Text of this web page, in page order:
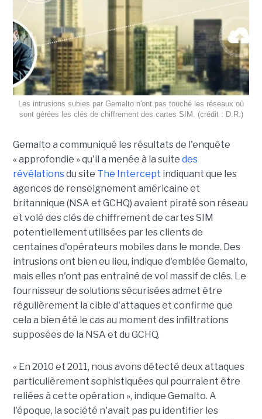
Les intrusions subies par Gemalto n'ont pas touché les réseaux où
sont gérées les clés de chiffrement des cartes SIM. (crédit : D.R.)
Gemalto a communiqué les résultats de l'enquête
« approfondie » qu'il a menée à la suite des
révélationsdu site The Intercept indiquant que les
agences de renseignement américaine et
britannique (NSA et GCHQ) avaient piraté son réseau
et volé des clés de chiffrement de cartes SIM
potentiellement utilisées par les clients de
centaines d'opérateurs mobiles dans le monde. Des
intrusions ont bien eu lieu, indique d'emblée Gemalto,
mais elles n'ont pas entraîné de vol massif de clés. Le
fournisseur de solutions sécurisées admet être
régulièrement la cible d'attaques et confirme que
cela a bien été le cas au moment des infiltrations
supposées de la NSA et du GCHQ.
« En 2010 et 2011, nous avons détecté deux attaques
particulièrement sophistiquées qui pourraient être
reliées à cette opération », indique Gemalto. A
l'époque, la société n'avait pas pu identifier les